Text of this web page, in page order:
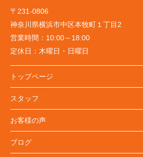
〒231-0806
神奈川県横浜市中区本牧町１丁目2
営業時間： 10:00～18:00
定休日： 木曜日・日曜日
トップページ
スタッフ
お客様の声
ブログ